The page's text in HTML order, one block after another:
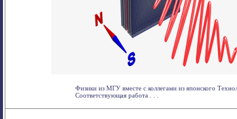
Физики из МГУ вместе с коллегами из японского
Соответствующая работа . . .